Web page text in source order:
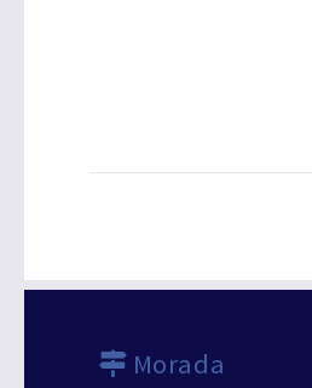
Morada